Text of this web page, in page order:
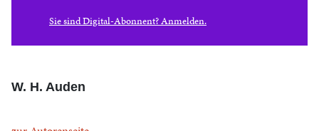
Sie sind Digital-Abonnent? Anmelden.
W. H. Auden